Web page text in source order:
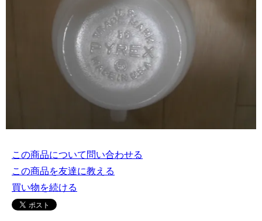
この商品について問い合わせる
この商品を友達に教える
買い物を続ける